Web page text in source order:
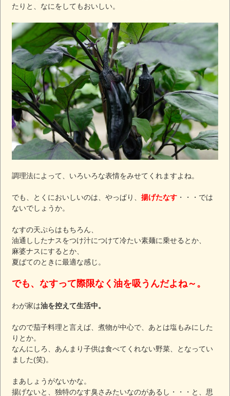
たりと、なにをしてもおいしい。
調理法によって、いろいろな表情をみせてくれますよね。
でも、とくにおいしいのは、やっぱり、揚げたなす ・・・では
ないでしょうか。
なすの天ぷらはもちろん、
油通ししたナスをつけ汁につけて冷たい素麺に乗せるとか、
麻婆ナスにするとか、
夏ばてのときに最適な感じ。
でも、なすって際限なく油を吸うんだよね～。
わが家は油を控えて生活中。
なので茄子料理と言えば、煮物が中心で、あとは塩もみにした
りとか。
なんにしろ、あんまり子供は食べてくれない野菜、となってい
ました(笑)。
まあしょうがないかな。
揚げないと、独特のなす臭さみたいなのがあるし・・・と、思